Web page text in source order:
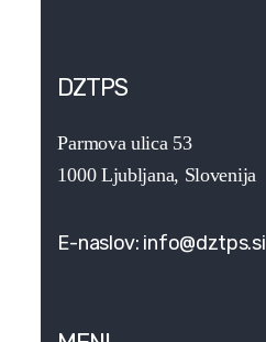
DZTPS
Parmova ulica 53
1000 Ljubljana, Slovenija
E-naslov: info@dztps.si